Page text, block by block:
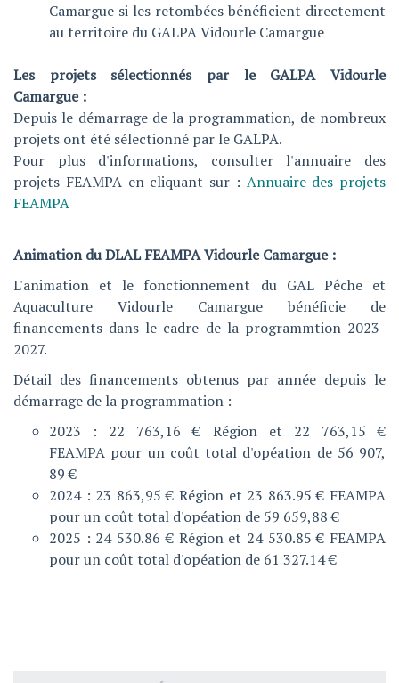
Camargue si les retombées bénéficient directement
au territoire du GALPA Vidourle Camargue
Les projets sélectionnés par le GALPA Vidourle
Camargue :
Depuis le démarrage de la programmation, de nombreux
projets ont été sélectionné par le GALPA.
Pour plus d'informations, consulter l'annuaire des
projets FEAMPA en cliquant sur : Annuaire des projets
FEAMPA
Animation du DLAL FEAMPA Vidourle Camargue :
L'animation et le fonctionnement du GAL Pêche et
Aquaculture Vidourle Camargue bénéficie de
financements dans le cadre de la programmtion 2023-
2027.
Détail des financements obtenus par année depuis le
démarrage de la programmation :
2023 : 22 763,16 € Région et 22 763,15 €
FEAMPA pour un coût total d'opéation de 56 907,
89 €
2024 : 23 863,95 € Région et 23 863.95 € FEAMPA
pour un coût total d'opéation de 59 659,88 €
2025 : 24 530.86 € Région et 24 530.85 € FEAMPA
pour un coût total d'opéation de 61 327.14 €